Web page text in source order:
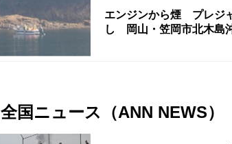
エンジンから煙 プレジ
し 岡山・笠岡市北木島
全国ニュース（ANN NEWS）